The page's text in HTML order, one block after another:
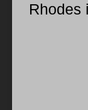
Rhodes